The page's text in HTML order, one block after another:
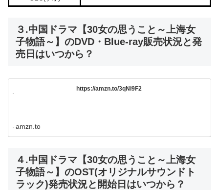
３.中国ドラマ【30女の思うこと～上海女
子物語～】のDVD・Blue-ray販売状況と発
売日はいつから？
https://amzn.to/3qNi9F2
amzn.to
４.中国ドラマ【30女の思うこと～上海女
子物語～】のOST(オリジナルサウンドト
ラック)発売状況と開始日はいつから？